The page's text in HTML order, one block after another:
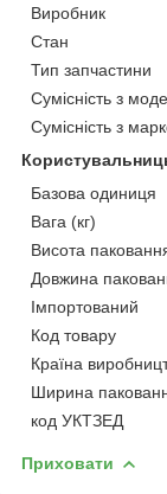
Виробник
Стан
Тип запчастини
Сумісність з
Сумісність з
Базова одиниця
Вага (кг)
Висота
Довжина
Імпортований
Код товару
Країна
Ширина
код УКТЗЕД
Приховати